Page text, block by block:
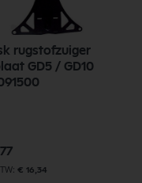
rugstofzuiger
GD5 / GD10
€ 16,34